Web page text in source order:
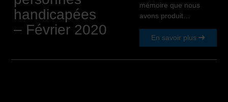
handicapées
– Février 2020
mémoire que nous
avons produit…
En savoir plus